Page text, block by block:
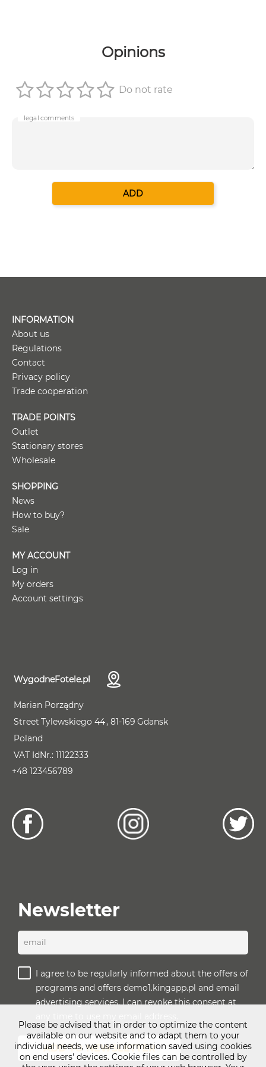
Opinions
Do not rate
legal comments
ADD
INFORMATION
About us
Regulations
Contact
Privacy policy
Trade cooperation
TRADE POINTS
Outlet
Stationary stores
Wholesale
SHOPPING
News
How to buy?
Sale
MY ACCOUNT
Log in
My orders
Account settings
WygodneFotele.pl
Marian Porządny
Street Tylewskiego 44 81-169 Gdansk
Poland
VAT IdNr.: 11122333
+48 123456789
Newsletter
email
I agree to be regularly informed about the offers of
programs and offers demo1.kingapp.pl and email
advertising services. I can revoke this consent at
ADD TO NEWSLETTER
Please be advised that in order to optimize the content
available on our website and to adapt them to your
individual needs, we use information saved using cookies
on end users' devices. Cookie files can be controlled by